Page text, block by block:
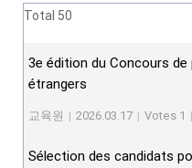
Total 50
3e édition du Concours
étrangers
교육원 | 2026.03.17 | Votes 1 |
Sélection des candidats